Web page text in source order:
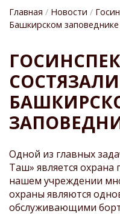
НАВИГАЦИИ
Главная Новости
Башкирском заповеднике
Одной из главных
Таш» является
нашем учреждении
охраны являются
обслуживающими